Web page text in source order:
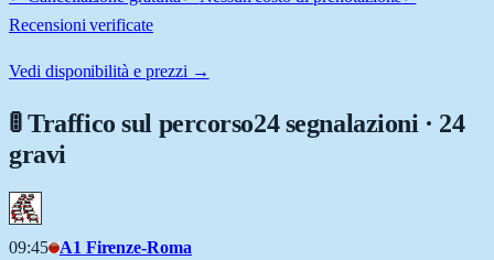
Recensioni verificate
Vedi disponibilità e prezzi →
🚦 Traffico sul percorso24 segnalazioni · 24
gravi
09:45 A1 Firenze-Roma